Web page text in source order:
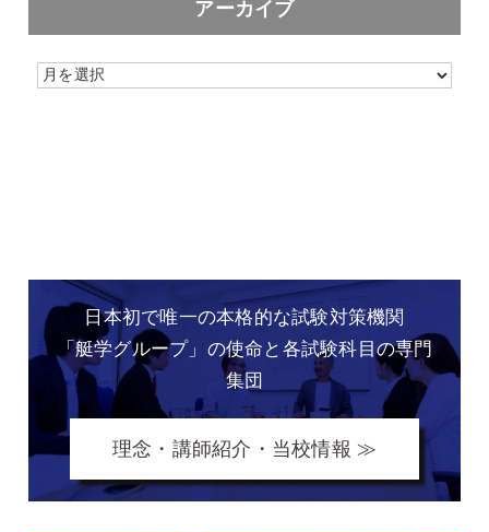
アーカイブ
日本初で唯一の本格的な試験対策機関
「艇学グループ」の使命と各試験科目の専門
集団
理念・講師紹介・当校情報 ≫